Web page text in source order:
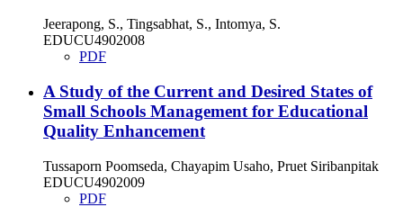
Jeerapong, S., Tingsabhat, S., Intomya, S.
EDUCU4902008
PDF
A Study of the Current and Desired States of
Small Schools Management for Educational
Quality Enhancement
Tussaporn Poomseda, Chayapim Usaho, Pruet Siribanpitak
EDUCU4902009
PDF